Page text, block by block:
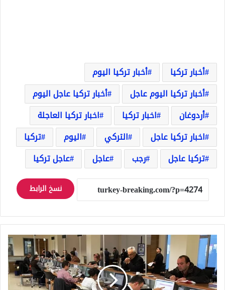
أخبار تركيا
أخبار تركيا اليوم
أخبار تركيا اليوم عاجل
أخبار تركيا عاجل اليوم
أردوغان
اخبار تركيا
اخبار تركيا العاجلة
اخبار تركيا عاجل
التركي اليوم
تركيا
تركيا عاجل
رجب عاجل عاجل تركيا
نسخ الرابط
هكذا
وضعت
تركيا حدًّا
لمروّجي
الأخبار